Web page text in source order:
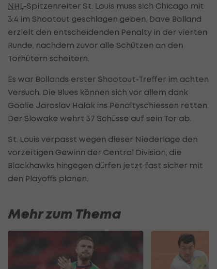
NHL -Spitzenreiter St. Louis muss sich Chicago mit
3:4 im Shootout geschlagen geben. Dave Bolland
erzielt den entscheidenden Penalty in der vierten
Runde, nachdem zuvor alle Schützen an den
Torhütern scheitern.
Es war Bollands erster Shootout-Treffer im achten
Versuch. Die Blues können sich vor allem dank
Goalie Jaroslav Halak ins Penaltyschiessen retten.
Der Slowake wehrt 37 Schüsse auf sein Tor ab.
St. Louis verpasst wegen dieser Niederlage den
vorzeitigen Gewinn der Central Division, die
Blackhawks hingegen dürfen jetzt fast sicher mit
den Playoffs planen.
Mehr zum Thema